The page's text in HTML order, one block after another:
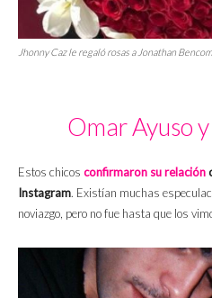
Jhonny Caz le regaló rosas a Jonathan
Omar Ayuso
Estos chicos confirmaron su relación
Instagram. Existían muchas
noviazgo, pero no fue hasta que los